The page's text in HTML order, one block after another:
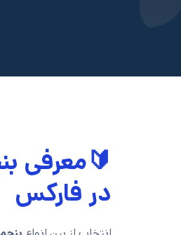
🔰معرفی
در فارکس